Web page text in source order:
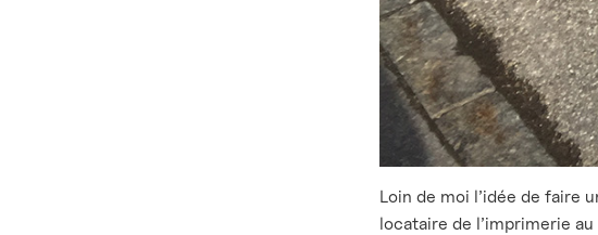
Loin de moi l’idée de faire
locataire de l’imprimerie